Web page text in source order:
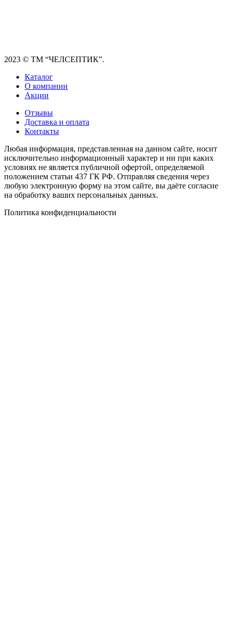
2023 © ТМ “ЧЕЛСЕПТИК”.
Каталог
О компании
Акции
Отзывы
Доставка и оплата
Контакты
Любая информация, представленная на данном сайте, носит
исключительно информационный характер и ни при каких
условиях не является публичной офертой, определяемой
положением статьи 437 ГК РФ. Отправляя сведения через
любую электронную форму на этом сайте, вы даёте согласие
на обработку ваших персональных данных.
Политика конфиденциальности